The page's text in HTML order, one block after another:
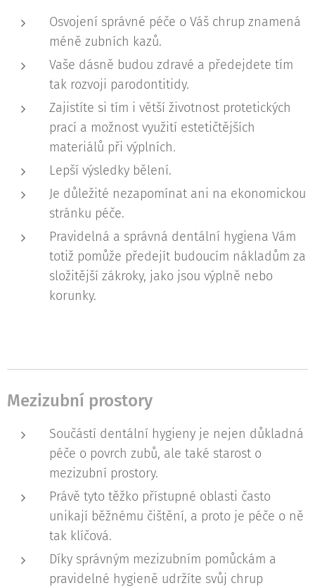
Osvojení správné péče o Váš chrup znamená
méně zubních kazů.
Vaše dásně budou zdravé a předejdete tím
tak rozvoji parodontitidy.
Zajistíte si tím i větší životnost protetických
prací a možnost využití estetičtějších
materiálů při výplních.
Lepší výsledky bělení.
Je důležité nezapomínat ani na ekonomickou
stránku péče.
Pravidelná a správná dentální hygiena Vám
totiž pomůže předejít budoucím nákladům za
složitější zákroky, jako jsou výplně nebo
korunky.
Mezizubní prostory
Součástí dentální hygieny je nejen důkladná
péče o povrch zubů, ale také starost o
mezizubní prostory.
Právě tyto těžko přístupné oblasti často
unikají běžnému čištění, a proto je péče o ně
tak klíčová.
Díky správným mezizubním pomůckám a
pravidelné hygieně udržíte svůj chrup